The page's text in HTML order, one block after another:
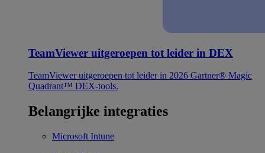
TeamViewer uitgeroepen tot leider in DEX
TeamViewer uitgeroepen tot leider in 2026 Gartner® Magic
Quadrant™ DEX-tools.
Belangrijke integraties
Microsoft Intune